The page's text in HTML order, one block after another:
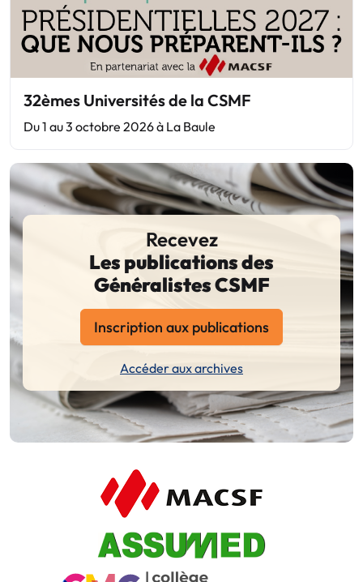
32èmes Universités de la CSMF
Du 1 au 3 octobre 2026 à La Baule
Recevez
Les publications des
Généralistes CSMF
Inscription aux publications
Accéder aux archives